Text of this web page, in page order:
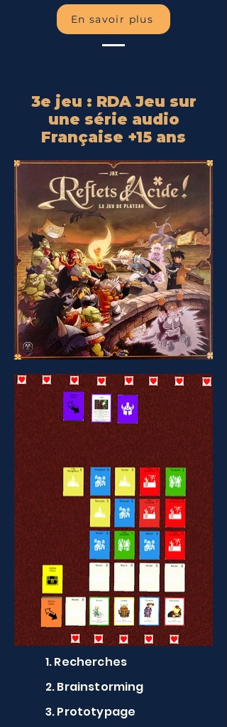
En savoir plus
3e jeu : RDA Jeu sur
une série audio
Française +15 ans
1. Recherches
2. Brainstorming
3. Prototypage